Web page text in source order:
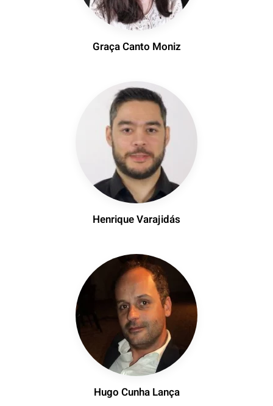
Graça Canto Moniz
Henrique Varajidás
Hugo Cunha Lança